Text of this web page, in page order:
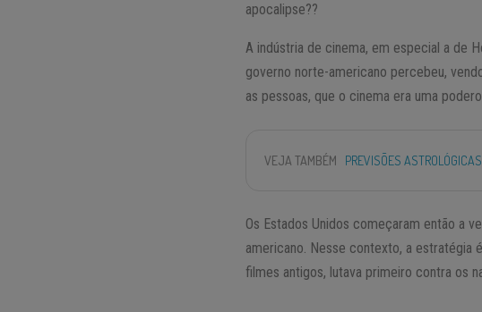
apocalipse??
A indústria de cinema, em especial a de
governo norte-americano percebeu,
as pessoas, que o cinema era uma
VEJA TAMBÉM PREVISÕES
Os Estados Unidos começaram então a
americano. Nesse contexto, a estratégia
filmes antigos, lutava primeiro contra os